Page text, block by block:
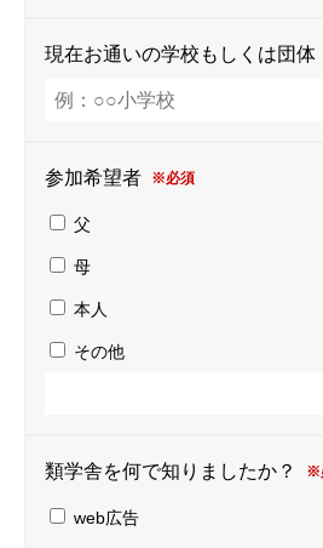
現在お通いの学校もしくは団体
参加希望者 ※必須
父
母
本人
その他
類学舎を何で知りましたか？ ※
web広告